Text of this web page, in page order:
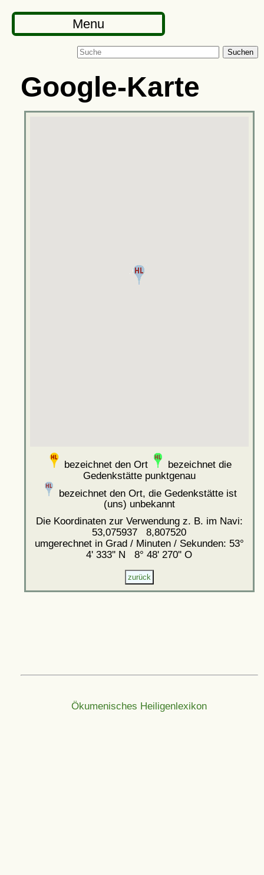
Menu
Suchen
Google-Karte
bezeichnet den Ort
bezeichnet die
Gedenkstätte punktgenau
bezeichnet den Ort, die Gedenkstätte ist
(uns) unbekannt
Die Koordinaten zur Verwendung z. B. im Navi:
53,075937 8,807520
umgerechnet in Grad / Minuten / Sekunden: 53°
4' 333'' N 8° 48' 270'' O
Ökumenisches Heiligenlexikon